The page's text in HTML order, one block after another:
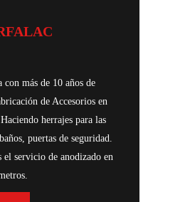
con más de 10 años de
de Accesorios en
herrajes para las
puertas de seguridad.
el servicio de anodizado en